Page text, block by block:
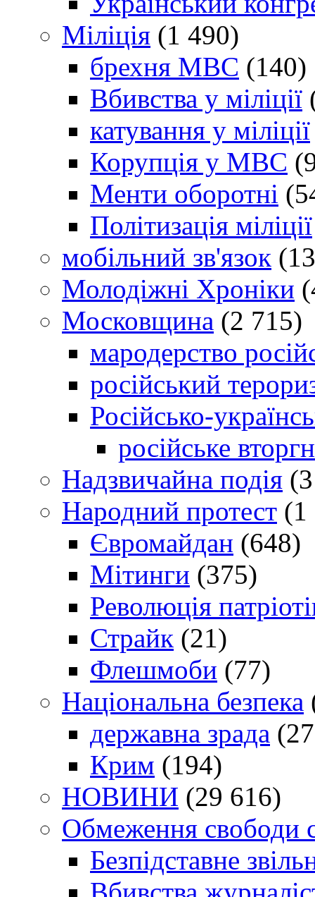
Міліція (1 490)
брехня МВС (140)
Вбивства у міліції
катування у міліції
Корупція у МВС
Менти оборотні
Політизація міліції
мобільний зв'язок
Молодіжні Хроніки
Московщина (2 715)
мародерство
російський
Російсько-
російське
Надзвичайна подія
Народний протест (1
Євромайдан (648)
Мітинги (375)
Революція
Страйк (21)
Флешмоби (77)
Національна безпека
державна зрада
Крим (194)
НОВИНИ (29 616)
Обмеження свободи
Безпідставне